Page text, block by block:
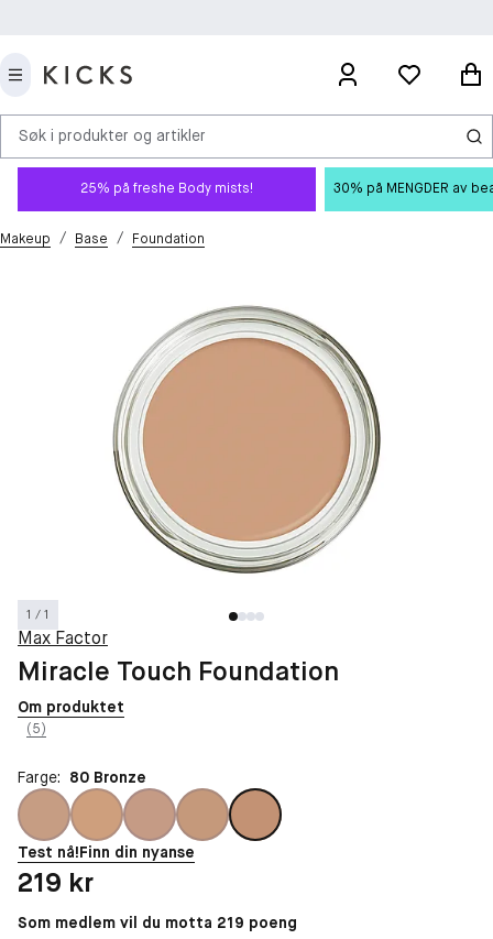
Søk i produkter og artikler
25% på freshe Body mists! 30% på MENGDER av
Makeup / Base / Foundation
1 / 1
Max Factor
Miracle Touch Foundation
Om produktet
(5)
Farge: 80 Bronze
Test nå!Finn din nyanse
Pris: 219 kr
219 kr
Som medlem vil du motta 219 poeng